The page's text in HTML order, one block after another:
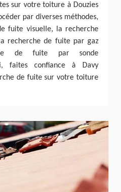
sur votre toiture à Douzies
par diverses méthodes,
fuite visuelle, la recherche
recherche de fuite par gaz
de fuite par sonde
faites confiance à Davy
de fuite sur votre toiture